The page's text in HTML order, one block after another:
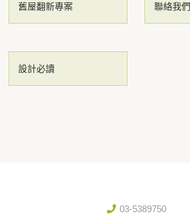
舊屋翻新專案 聯絡我們
設計必讀
03-5389750